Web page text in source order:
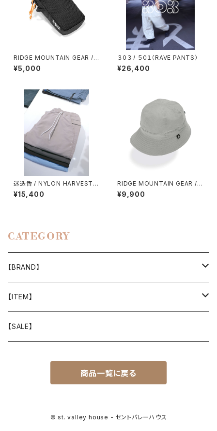
RIDGE MOUNTAIN GEAR /
CHEST INCREASE
¥5,000
３０３ / ５０１（RAVE PANTS）
¥26,400
迷迭香 / NYLON HARVEST T
RAINER CLASSIC（2026）
¥15,400
RIDGE MOUNTAIN GEAR / E
NOUGH HAT（NT）
¥9,900
CATEGORY
【BRAND】
山と道
T-SHIRT
迷迭香
Akihiro Wood Works
【ITEM】
WEAR
【SALE】
商品一覧に戻る
© st. valley house - セントバレーハウス